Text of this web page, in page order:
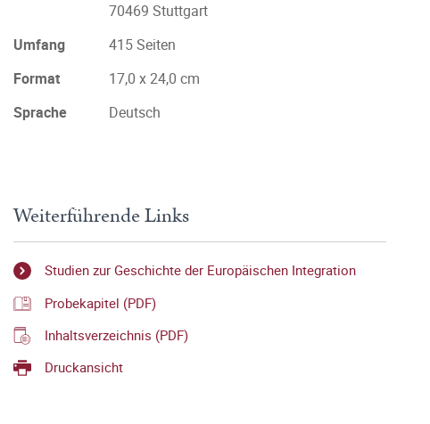
70469 Stuttgart
Umfang
415 Seiten
Format
17,0 x 24,0 cm
Sprache
Deutsch
Weiterführende Links
Studien zur Geschichte der Europäischen Integration
Probekapitel (PDF)
Inhaltsverzeichnis (PDF)
Druckansicht